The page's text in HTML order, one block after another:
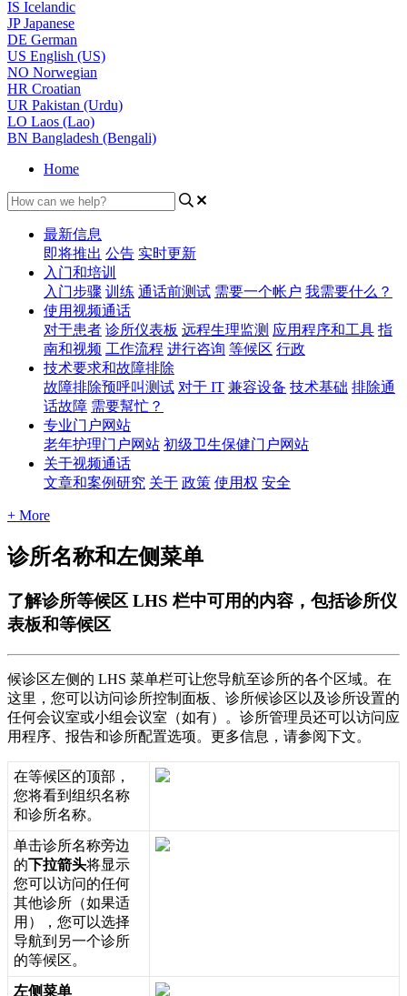
IS Icelandic
JPJapanese
DE German
US English (US)
NO Norwegian
HR Croatian
UR Pakistan (Urdu)
LO Laos (Lao)
BN Bangladesh (Bengali)
Home
最新信息
即将推出 公告 实时更新
入门和培训
入门步骤 训练 通话前测试 需要一个帐户 我需要什么？
使用视频通话
对于患者 诊所仪表板 远程生理监测 应用程序和工具 指
南和视频 工作流程 进行咨询 等候区 行政
技术要求和故障排除
故障排除预呼叫测试 对于 IT 兼容设备 技术基础 排除通
话故障 需要幫忙？
专业门户网站
老年护理门户网站 初级卫生保健门户网站
关于视频通话
文章和案例研究 关于 政策 使用权 安全
+ More
诊所名称和左侧菜单
了解诊所等候区 LHS 栏中可用的内容，包括诊所仪
表板和等候区
候诊区左侧 的 LHS 菜单栏可让您导航至诊所的各个区域。 在
这里 ， 您可以访问诊所控制 面板 诊所候诊区 以 及诊所设置的
任何会议室或小组会议室 （如有） 。 诊所管理 员还可以访问应
用程序 报告和诊所配置选项。 更多信息 ， 请参阅下文。
在等候区的顶部 ，
您将看到组织名称
和诊所名称。
单击诊所名称旁边
的下拉箭头将显示
您可以访问的任何
其他诊所 （如果适
用 ） ，您可以选择
导航到 另一个诊所
的等候区。
左侧菜单